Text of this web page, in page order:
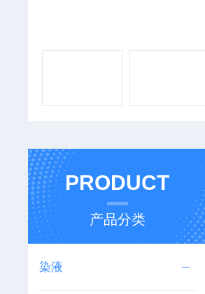
PRODUCT
产品分类
染液